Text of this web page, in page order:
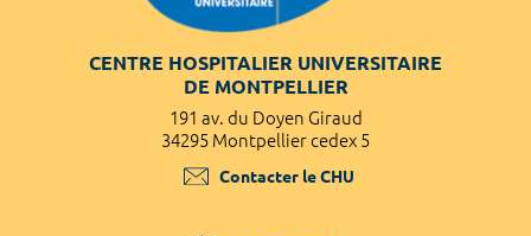
CENTRE HOSPITALIER UNIVERSITAIRE
DE MONTPELLIER
191 av. du Doyen Giraud
34295 Montpellier cedex 5
Contacter le CHU